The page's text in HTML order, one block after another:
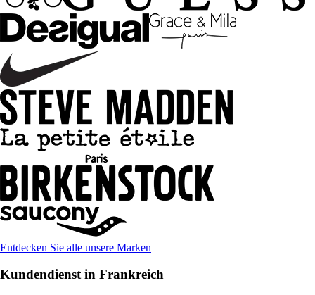
Entdecken Sie alle unsere Marken
Kundendienst in Frankreich